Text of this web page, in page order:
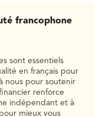
francophone
sont essentiels
en français pour
nous pour soutenir
renforce
indépendant et à
mieux vous